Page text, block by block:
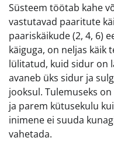
Süsteem töötab kahe
vastutavad paaritute
paariskäikude (2, 4, 6)
käiguga, on neljas käik
lülitatud, kuid sidur on
avaneb üks sidur ja
jooksul. Tulemuseks
ja parem kütusekulu
inimene ei suuda
vahetada.